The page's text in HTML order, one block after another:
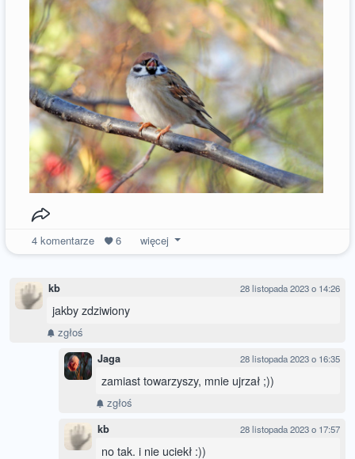
4komentarze 6 więcej
kb 28 listopada 2023 o 14:26
jakby zdziwiony
zgłoś
Jaga 28 listopada 2023 o 16:35
zamiast towarzyszy, mnie ujrzał ;))
zgłoś
kb 28 listopada 2023 o 17:57
no tak. i nie uciekł :))